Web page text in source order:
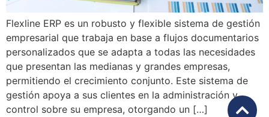
Flexline ERP es un robusto y flexible sistema de gestión
empresarial que trabaja en base a flujos documentarios
personalizados que se adapta a todas las necesidades
que presentan las medianas y grandes empresas,
permitiendo el crecimiento conjunto. Este sistema de
gestión apoya a sus clientes en la administración y
control sobre su empresa, otorgando un […]